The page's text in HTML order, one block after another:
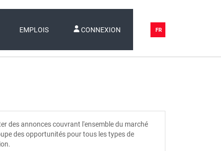
EMPLOIS CONNEXION FR
des annonces couvrant l'ensemble du marché
des opportunités pour tous les types de